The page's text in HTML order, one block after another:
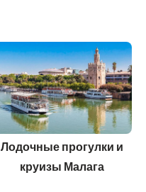
Лодочные прогулки и
круизы Малага